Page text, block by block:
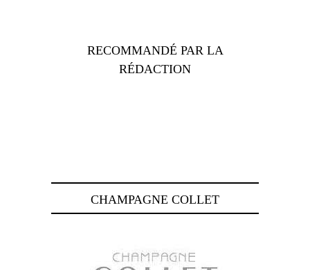
RECOMMANDÉ PAR LA
RÉDACTION
CHAMPAGNE COLLET